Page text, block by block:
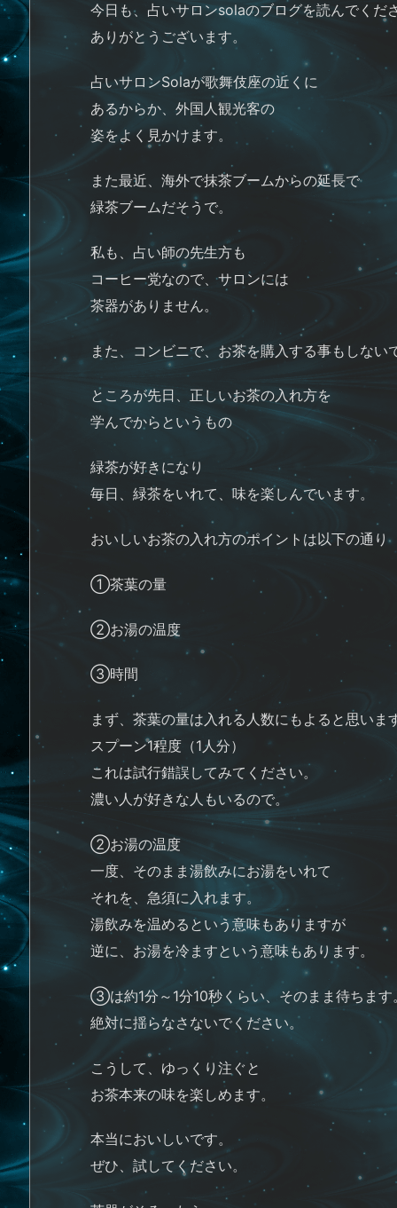
今日も、占いサロンsolaのブログを読んでくだ
ありがとうございます。
占いサロンSolaが歌舞伎座の近くに
あるからか、外国人観光客の
姿をよく見かけます。
また最近、海外で抹茶ブームからの延長で
緑茶ブームだそうで。
私も、占い師の先生方も
コーヒー党なので、サロンには
茶器がありません。
また、コンビニで、お茶を購入する事もしない
ところが先日、正しいお茶の入れ方を
学んでからというもの
緑茶が好きになり
毎日、緑茶をいれて、味を楽しんでいます。
おいしいお茶の入れ方のポイントは以下の通り
①茶葉の量
②お湯の温度
③時間
まず、茶葉の量は入れる人数にもよると思いま
スプーン1程度（1人分）
これは試行錯誤してみてください。
濃い人が好きな人もいるので。
②お湯の温度
一度、そのまま湯飲みにお湯をいれて
それを、急須に入れます。
湯飲みを温めるという意味もありますが
逆に、お湯を冷ますという意味もあります。
③は約1分～1分10秒くらい、そのまま待ちます
絶対に揺らなさないでください。
こうして、ゆっくり注ぐと
お茶本来の味を楽しめます。
本当においしいです。
ぜひ、試してください。